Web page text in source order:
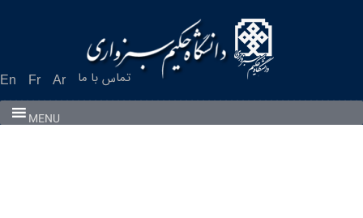
En Fr Ar تماس با ما
MENU